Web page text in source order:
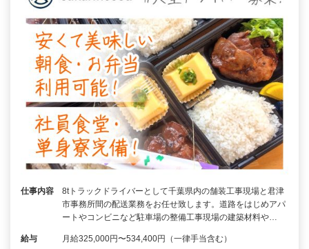
仕事内容
8tトラックドライバーとして千葉県内の舗装工事現場と君津
市事務所間の配送業務をお任せ致します。道路をはじめアパ
ートやコンビニなど駐車場の整備工事現場の建築材料や…
給与 月給325,000円〜534,400円（一律手当含む）